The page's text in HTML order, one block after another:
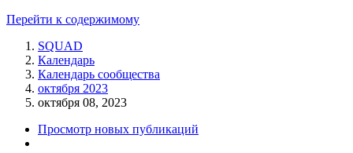
Перейти к содержимому
SQUAD
Календарь
Календарь сообщества
октября 2023
октября 08, 2023
Просмотр новых публикаций